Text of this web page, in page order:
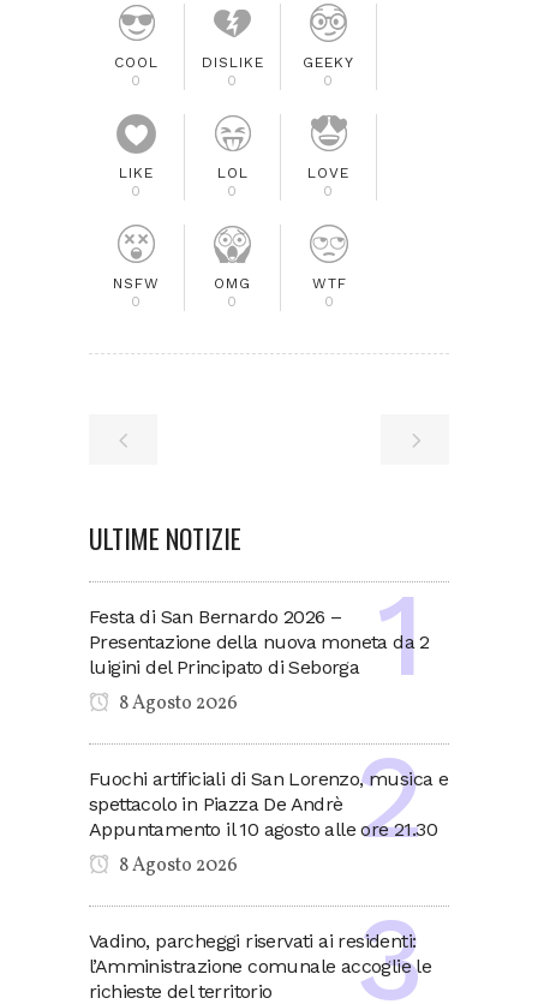
COOL
0
DISLIKE
0
GEEKY
0
LIKE
0
LOL
0
LOVE
0
NSFW
0
OMG
0
WTF
0
ULTIME NOTIZIE
Festa di San Bernardo 2026 –
Presentazione della nuova moneta da 2
luigini del Principato di Seborga
8 Agosto 2026
Fuochi artificiali di San Lorenzo, musica e
spettacolo in Piazza De Andrè
Appuntamento il 10 agosto alle ore 21.30
8 Agosto 2026
Vadino, parcheggi riservati ai residenti:
l’Amministrazione comunale accoglie le
richieste del territorio